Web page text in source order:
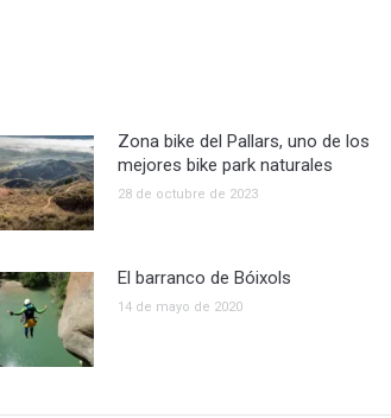
Zona bike del Pallars, uno de los
mejores bike park naturales
28 de octubre de 2023
El barranco de Bóixols
14 de mayo de 2020